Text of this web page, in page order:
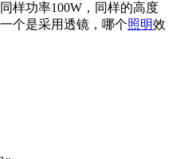
样功率100W，同样的高度
个是采用透镜，哪个照明效